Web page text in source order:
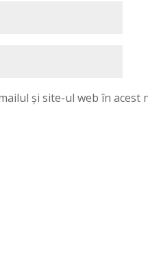
și site-ul web în